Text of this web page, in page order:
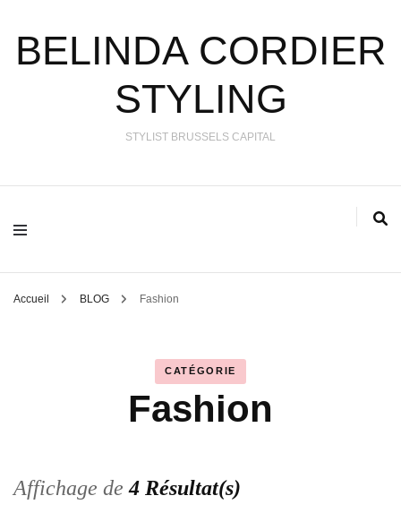
BELINDA CORDIER
STYLING
STYLIST BRUSSELS CAPITAL
Accueil BLOG Fashion
CATÉGORIE
Fashion
Affichage de4 Résultat(s)